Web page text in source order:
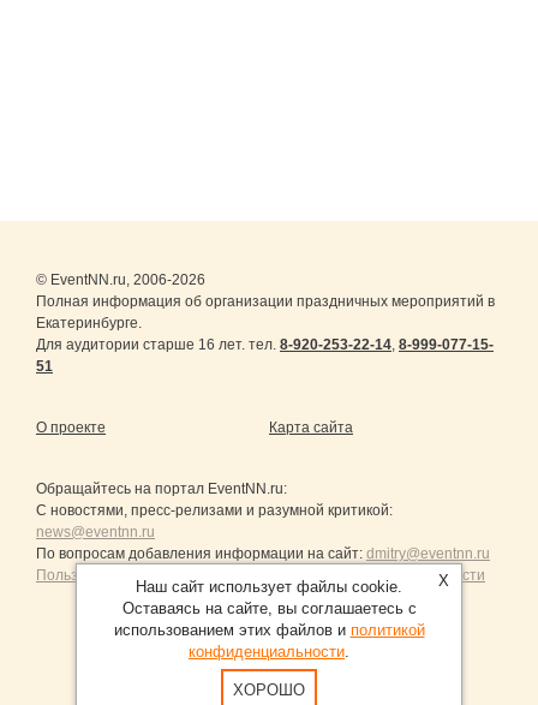
© EventNN.ru, 2006-2026
Полная информация об организации праздничных мероприятий в
Екатеринбурге.
Для аудитории старше 16 лет. тел. 8-920-253-22-14, 8-999-077-15-
51
О проекте Карта сайта
Обращайтесь на портал EventNN.ru:
С новостями, пресс-релизами и разумной критикой:
news@eventnn.ru
По вопросам добавления информации на сайт: dmitry@eventnn.ru
Пользовательское Соглашение и политика конфиденциальности
Продвижение сайтов Санкт-Петербург
X
Наш сайт использует файлы cookie.
Оставаясь на сайте, вы соглашаетесь с
использованием этих файлов и политикой
конфиденциальности.
ХОРОШО